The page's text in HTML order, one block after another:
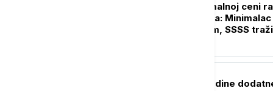
Pregovori o minimalnoj ceni
počinju 10. avgusta:
novim povećanjem, SSSS
Vučić: Do kraja godine